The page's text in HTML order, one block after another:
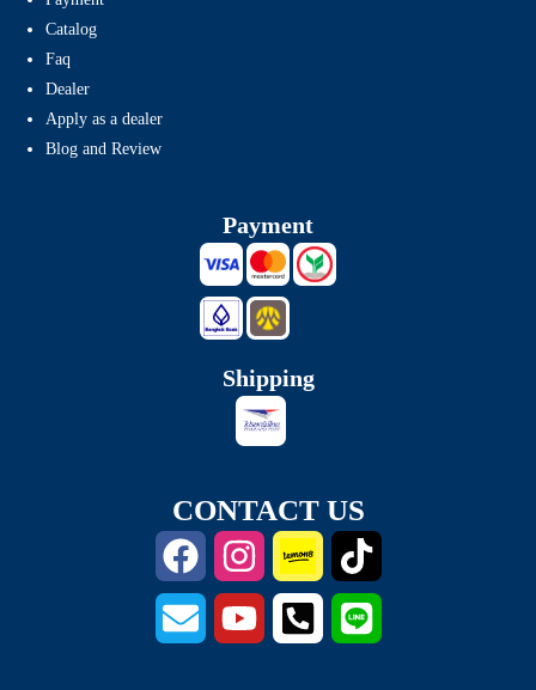
Catalog
Faq
Dealer
Apply as a dealer
Blog and Review
Payment
Shipping
CONTACT US